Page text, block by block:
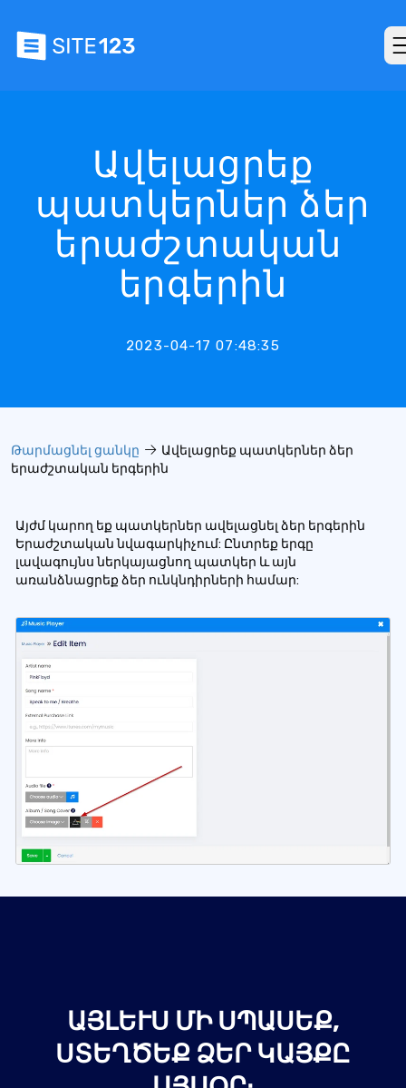
Ավելացրեք
պատկերներ ձեր
երաժշտական ​​​​
երգերին
2023-04-17 07:48:35
Թարմացնել ցանկը
Ավելացրեք պատկերներ ձեր
երաժշտական ​​​​երգերին
Այժմ կարող եք պատկերներ ավելացնել ձեր երգերին
Երաժշտական ​​նվագարկիչում: Ընտրեք երգը
լավագույնս ներկայացնող պատկեր և այն
առանձնացրեք ձեր ունկնդիրների համար:
ԱՅԼԵՒՍ ՄԻ ՍՊԱՍԵՔ, Ս
ՏԵՂԾԵՔ ՁԵՐ ԿԱՅՔԸ Ա